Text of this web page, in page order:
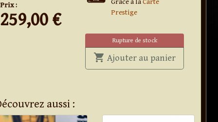
Prix :
259,00 €
Grâce à laCarte
Prestige
Rupture de stock
shopping_cart Ajouter au panier' . Virtuoz
aussi :